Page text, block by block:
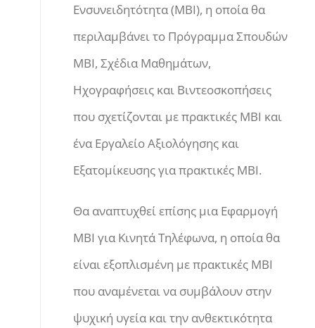
Ενσυνειδητότητα (ΜΒΙ), η οποία θα
περιλαμβάνει το Πρόγραμμα Σπουδών
ΜΒΙ, Σχέδια Μαθημάτων,
Ηχογραφήσεις και Βιντεοσκοπήσεις
που σχετίζονται με πρακτικές ΜΒΙ και
ένα Εργαλείο Αξιολόγησης και
Εξατομίκευσης για πρακτικές ΜΒΙ.
Θα αναπτυχθεί επίσης μια Εφαρμογή
ΜΒΙ για Κινητά Τηλέφωνα, η οποία θα
είναι εξοπλισμένη με πρακτικές ΜΒΙ
που αναμένεται να συμβάλουν στην
ψυχική υγεία και την ανθεκτικότητα